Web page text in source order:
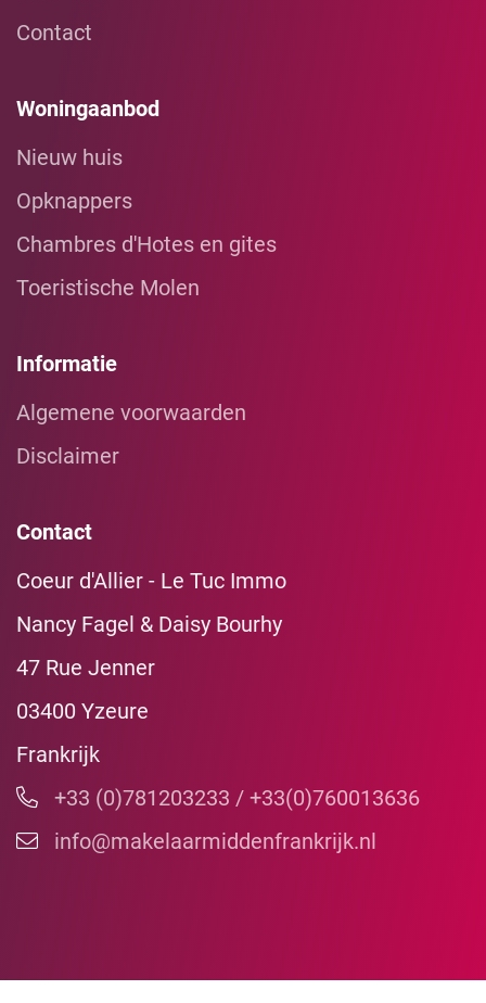
Contact
Woningaanbod
Nieuw huis
Opknappers
Chambres d'Hotes en gites
Toeristische Molen
Informatie
Algemene voorwaarden
Disclaimer
Contact
Coeur d'Allier - Le Tuc Immo
Nancy Fagel & Daisy Bourhy
47 Rue Jenner
03400 Yzeure
Frankrijk
+33 (0)781203233 / +33(0)760013636
info@makelaarmiddenfrankrijk.nl